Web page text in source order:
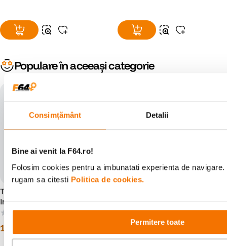
Consimțământ Detalii
Bine ai venit la F64.ro!
Folosim cookies pentru a imbunatati experienta de
rugam sa citesti Politica de cookies.
Permitere toate
Populare în aceeași categorie
Tilta Seamless Focus Gear
Inel Obiectiv 75mm la 77mm
(0)
12
Inel Obiectiv 59mm la 61mm